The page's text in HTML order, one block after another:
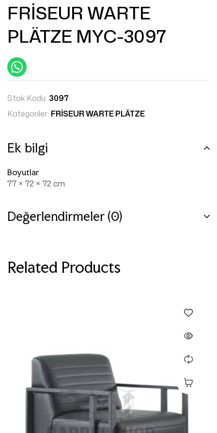
FRİSEUR WARTE
PLÄTZE MYC-3097
Stok Kodu: 3097
Kategoriler: FRİSEUR WARTE PLÄTZE
Ek bilgi
Boyutlar
77 × 72 × 72 cm
Değerlendirmeler (0)
Related Products